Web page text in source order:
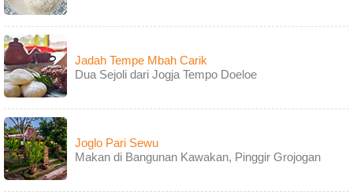
Jadah Tempe Mbah Carik
Dua Sejoli dari Jogja Tempo Doeloe
Joglo Pari Sewu
Makan di Bangunan Kawakan, Pinggir Grojogan